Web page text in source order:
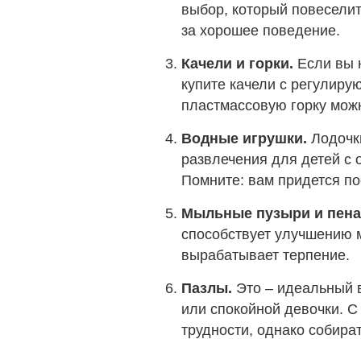
выбор, который
за хорошее поведение.
Качели и горки. Если вы
купите качели с
пластмассовую горку
Водные игрушки.
развлечения для детей с
Помните: вам придется
Мыльные пузыри и
способствует улучшению
вырабатывает терпение.
Пазлы. Это – идеальный
или спокойной девочки.
трудности, однако